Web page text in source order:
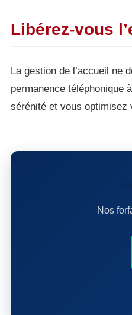
Libérez-vous
La gestion de l’accueil ne
permanence téléphonique
sérénité et vous optimisez
Nos